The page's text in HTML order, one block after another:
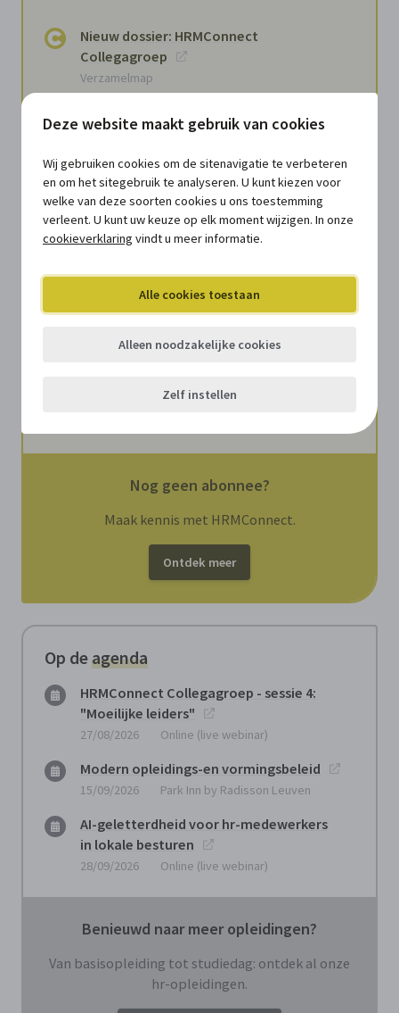
Deze website maakt gebruik van cookies
Wij gebruiken cookies om de sitenavigatie te verbeteren
en om het sitegebruik te analyseren. U kunt kiezen voor
welke van deze soorten cookies u ons toestemming
verleent. U kunt uw keuze op elk moment wijzigen. In onze
cookieverklaring vindt u meer informatie.
Alle cookies toestaan
Alleen noodzakelijke cookies
Zelf instellen
Nieuw dossier: HRMConnect
Collegagroep
Verzamelmap
moet weten over ethisch AI-gebruik
Feedbackgesprekken in lokale
besturen: waarom context
belangrijker wordt dan uniformiteit
Document
strategisch hrm: waarom lokale
Document
Nog geen abonnee?
Maak kennis met HRMConnect.
Ontdek meer
Op deagenda
HRMConnect Collegagroep - sessie 4:
"Moeilijke leiders"
27/08/2026 Online (live webinar)
Modern opleidings-en vormingsbeleid
15/09/2026 Park Inn by Radisson Leuven
AI-geletterdheid voor hr-medewerkers
in lokale besturen
28/09/2026 Online (live webinar)
Benieuwd naar meer opleidingen?
Van basisopleiding tot studiedag: ontdek al onze
hr-opleidingen.